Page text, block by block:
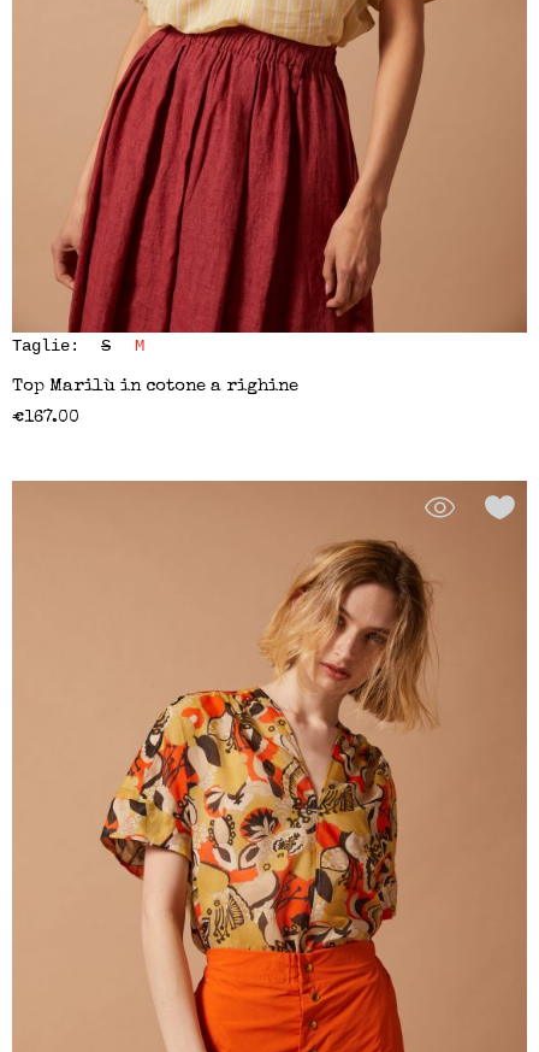
Taglie: S M
Top Marilù in cotone a righine
€167.00